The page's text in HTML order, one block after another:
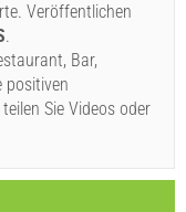
Veröffentlichen
.
Bar,
positiven
Sie Videos oder